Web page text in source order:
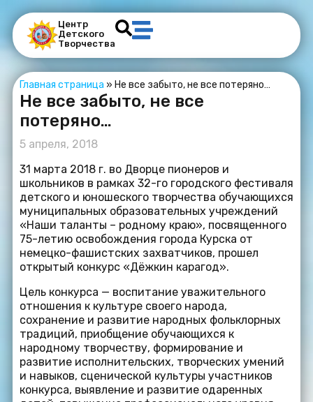
Центр
Детского
Творчества
Главная страница » Не все забыто, не все потеряно…
Не все забыто, не все
потеряно…
5 апреля, 2018
31 марта 2018 г. во Дворце пионеров и
школьников в рамках 32-го городского фестиваля
детского и юношеского творчества обучающихся
муниципальных образовательных учреждений
«Наши таланты – родному краю», посвященного
75-летию освобождения города Курска от
немецко-фашистских захватчиков, прошел
открытый конкурс «Дёжкин карагод».
Цель конкурса — воспитание уважительного
отношения к культуре своего народа,
сохранение и развитие народных фольклорных
традиций, приобщение обучающихся к
народному творчеству, формирование и
развитие исполнительских, творческих умений
и навыков, сценической культуры участников
конкурса, выявление и развитие одаренных